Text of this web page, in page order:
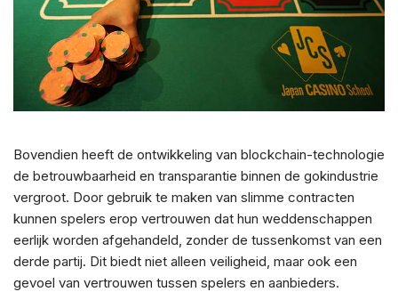
Bovendien heeft de ontwikkeling van blockchain-technologie
de betrouwbaarheid en transparantie binnen de gokindustrie
vergroot. Door gebruik te maken van slimme contracten
kunnen spelers erop vertrouwen dat hun weddenschappen
eerlijk worden afgehandeld, zonder de tussenkomst van een
derde partij. Dit biedt niet alleen veiligheid, maar ook een
gevoel van vertrouwen tussen spelers en aanbieders.